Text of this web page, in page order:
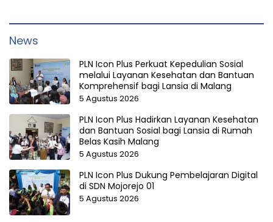
News
PLN Icon Plus Perkuat Kepedulian Sosial
melalui Layanan Kesehatan dan Bantuan
Komprehensif bagi Lansia di Malang
5 Agustus 2026
PLN Icon Plus Hadirkan Layanan Kesehatan
dan Bantuan Sosial bagi Lansia di Rumah
Belas Kasih Malang
5 Agustus 2026
PLN Icon Plus Dukung Pembelajaran Digital
di SDN Mojorejo 01
5 Agustus 2026